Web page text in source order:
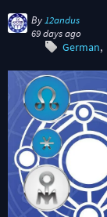
By 12andus
69 days ago
German